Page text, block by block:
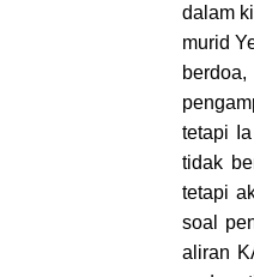
dalam
murid
tetapi
tidak
tetapi
soal
aliran